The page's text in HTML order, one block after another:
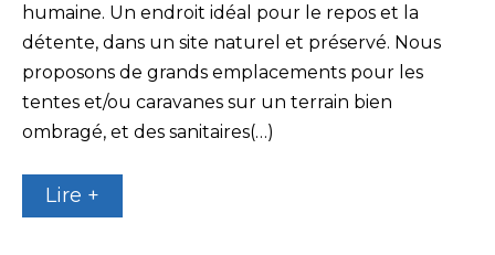
humaine. Un endroit idéal pour le repos et la
détente, dans un site naturel et préservé. Nous
proposons de grands emplacements pour les
tentes et/ou caravanes sur un terrain bien
ombragé, et des sanitaires(…)
Lire +